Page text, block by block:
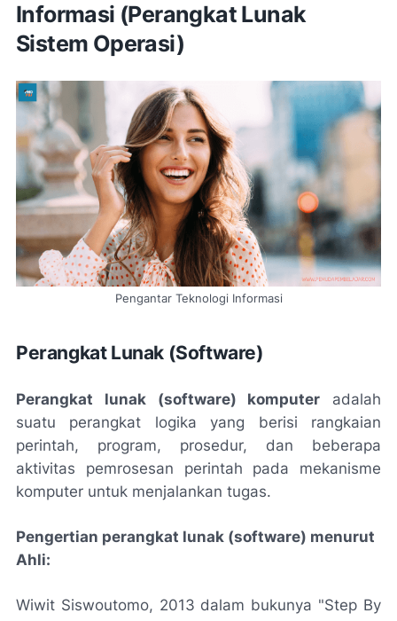
Informasi (Perangkat Lunak
Sistem Operasi)
Pengantar Teknologi Informasi
Perangkat Lunak (Software)
Perangkat lunak (software) komputer adalah
suatu perangkat logika yang berisi rangkaian
perintah, program, prosedur, dan beberapa
aktivitas pemrosesan perintah pada mekanisme
komputer untuk menjalankan tugas.
Pengertian perangkat lunak (software) menurut
Ahli:
Wiwit Siswoutomo, 2013 dalam bukunya "Step By